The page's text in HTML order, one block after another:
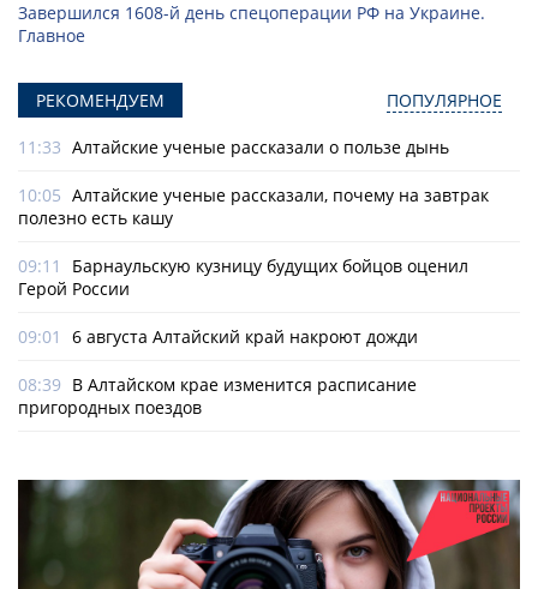
Завершился 1608-й день спецоперации РФ на Украине.
Главное
РЕКОМЕНДУЕМ ПОПУЛЯРНОЕ
11:33 Алтайские ученые рассказали о пользе дынь
10:05 Алтайские ученые рассказали, почему на завтрак
полезно есть кашу
09:11
Барнаульскую кузницу будущих бойцов оценил
Герой России
09:01 6 августа Алтайский край накроют дожди
08:39 В Алтайском крае изменится расписание
пригородных поездов